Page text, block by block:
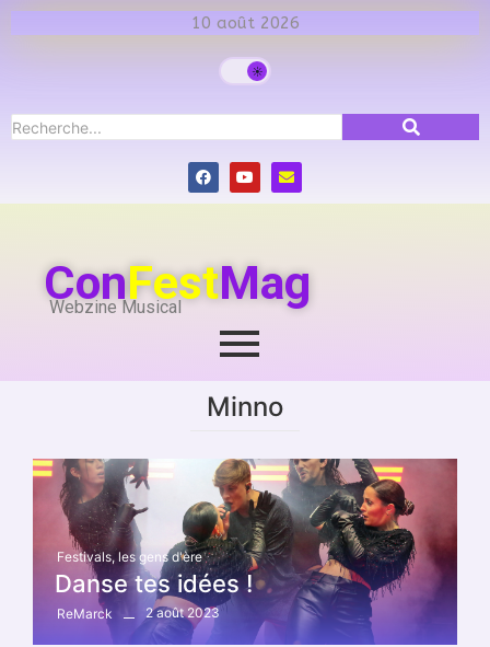
10 août 2026
ConFestMag
Webzine Musical
Minno
Festivals, les gens d'ère
Danse tes idées !
ReMarck 2 août 2023